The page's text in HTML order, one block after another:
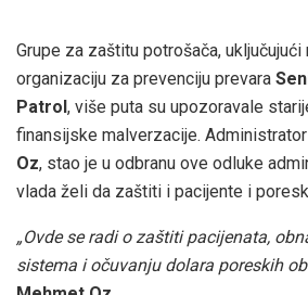
Grupe za zaštitu potrošača, uključujući
organizaciju za prevenciju prevara
Patrol , više puta su upozoravale
finansijske malverzacije. Administrator
Oz, stao je u odbranu ove odluke
vlada želi da zaštiti i pacijente i
„Ovde se radi o zaštiti pacijenata,
sistema i očuvanju dolara poreskih